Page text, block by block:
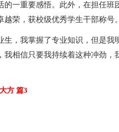
的一重要感悟。此外，在担任
荣，获校级优秀学生干部称号。
，我掌握了专业知识，但是我
我相信只要我持续着这种冲劲
方 篇3